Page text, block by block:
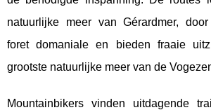
natuurlijke meer van Gérardmer,
foret domaniale en bieden fraaie
grootste natuurlijke meer van de
Mountainbikers vinden uitdagende